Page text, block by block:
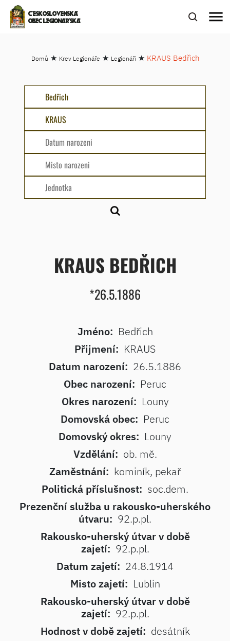
ČESKOSLOVENSKÁ
OBEC LEGIONÁŘSKÁ
menu
Domů ★ Krev Legionáře ★ Legionáři ★ KRAUS Bedřich
KRAUS BEDŘICH
*26.5.1886
Jméno: Bedřich
Přijmení: KRAUS
Datum narození: 26.5.1886
Obec narození: Peruc
Okres narození: Louny
Domovská obec: Peruc
Domovský okres: Louny
Vzdělání: ob. mě.
Zaměstnání: kominík, pekař
Politická příslušnost: soc.dem.
Prezenční služba u rakousko-uherského
útvaru: 92.p.pl.
Rakousko-uherský útvar v době
zajetí: 92.p.pl.
Datum zajetí: 24.8.1914
Misto zajetí: Lublin
Rakousko-uherský útvar v době
zajetí: 92.p.pl.
Hodnost v době zajetí: desátník